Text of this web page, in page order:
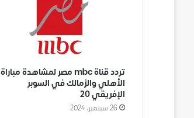
تردد قناة mbc مصر لمشاهدة مباراة
الأهلي والزمالك في السوبر
الإفريقي 20
26 سبتمبر، 2024